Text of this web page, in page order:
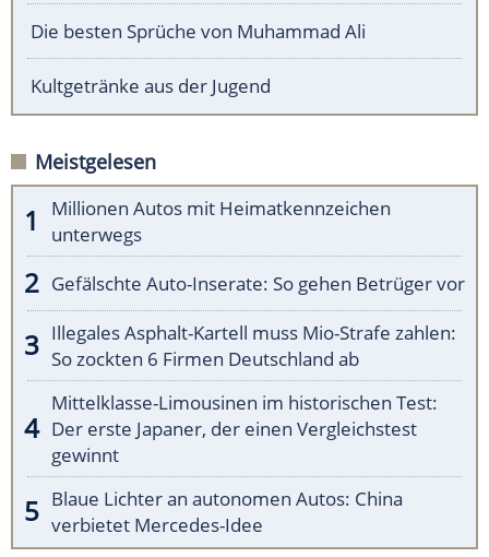
Die besten Sprüche von Muhammad Ali
Kultgetränke aus der Jugend
Meistgelesen
Millionen Autos mit Heimatkennzeichen
unterwegs
Gefälschte Auto-Inserate: So gehen Betrüger vor
Illegales Asphalt-Kartell muss Mio-Strafe zahlen:
So zockten 6 Firmen Deutschland ab
Mittelklasse-Limousinen im historischen Test:
Der erste Japaner, der einen Vergleichstest
gewinnt
Blaue Lichter an autonomen Autos: China
verbietet Mercedes-Idee